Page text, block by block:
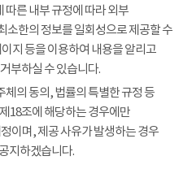
따른 내부 규정에 따라 외부
소한의 정보를 일회성으로 제공할 수
지 등을 이용하여 내용을 알리고
부하실 수 있습니다.
의 동의, 법률의 특별한 규정 등
18조에 해당하는 경우에만
이며, 제공 사유가 발생하는 경우
지하겠습니다.